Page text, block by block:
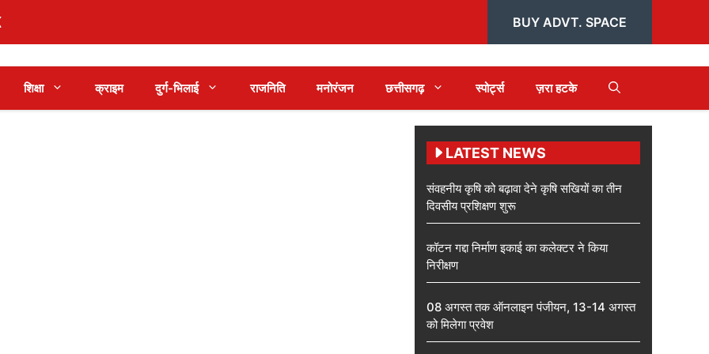
BUY ADVT. SPACE
शिक्षा क्राइम दुर्ग-भिलाई राजनिति मनोरंजन छत्तीसगढ़ स्पोर्ट्स ज़रा हटके
LATEST NEWS
संवहनीय कृषि को बढ़ावा देने कृषि सखियों का तीन
दिवसीय प्रशिक्षण शुरू
कॉटन गद्दा निर्माण इकाई का कलेक्टर ने किया
निरीक्षण
08 अगस्त तक ऑनलाइन पंजीयन, 13-14 अगस्त
को मिलेगा प्रवेश